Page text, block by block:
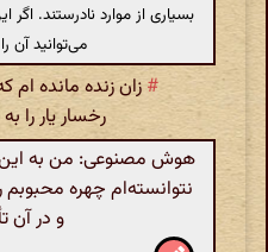
بسیاری از موارد نادرستند.
می‌توانید آن را
# زان زنده مانده
رخسار یار را
هوش مصنوعی: من به این
نتوانسته‌ام چهره
و در آن